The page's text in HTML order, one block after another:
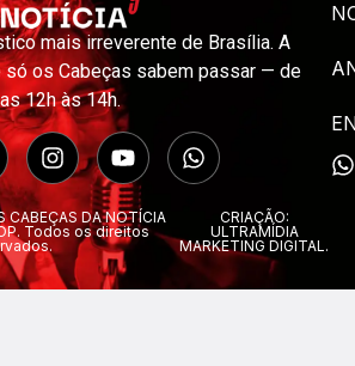
mais irreverente de Brasília. A
só os Cabeças sabem passar — de
12h às 14h.
DA NOTÍCIA
Todos os direitos
CRIAÇÃO:
ULTRAMÍDIA
MARKETING DIGITAL.